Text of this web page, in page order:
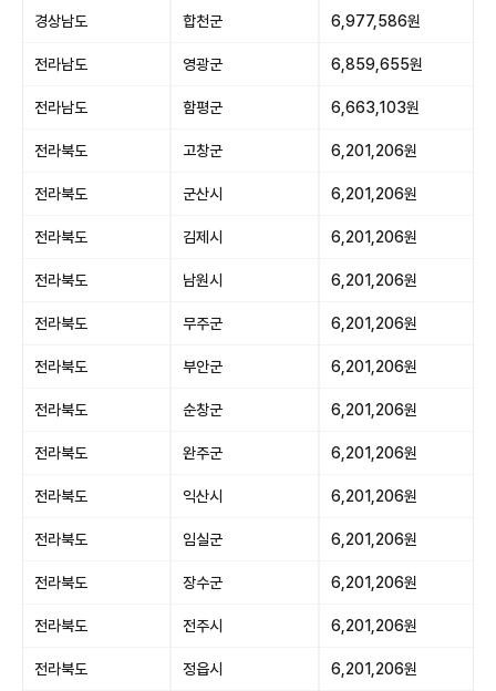
경상남도 합천군 6,977,586원
전라남도 영광군 6,859,655원
전라남도 함평군 6,663,103원
전라북도 고창군 6,201,206원
전라북도 군산시 6,201,206원
전라북도 김제시 6,201,206원
전라북도 남원시 6,201,206원
전라북도 무주군 6,201,206원
전라북도 부안군 6,201,206원
전라북도 순창군 6,201,206원
전라북도 완주군 6,201,206원
전라북도 익산시 6,201,206원
전라북도 임실군 6,201,206원
전라북도 장수군 6,201,206원
전라북도 전주시 6,201,206원
전라북도 정읍시 6,201,206원